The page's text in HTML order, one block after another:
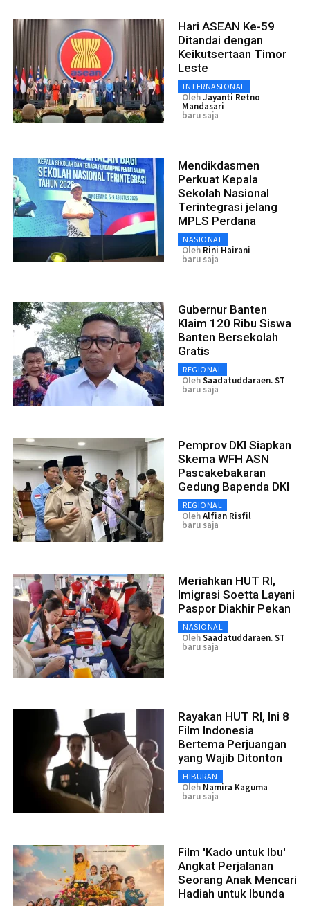
Hari ASEAN Ke-59
Ditandai dengan
Keikutsertaan Timor
Leste
INTERNASIONAL
OlehJayanti Retno
Mandasari
baru saja
Mendikdasmen
Perkuat Kepala
Sekolah Nasional
Terintegrasi jelang
MPLS Perdana
NASIONAL
Oleh Rini Hairani
baru saja
Gubernur Banten
Klaim 120 Ribu Siswa
Banten Bersekolah
Gratis
REGIONAL
OlehSaadatuddaraen. ST
baru saja
Pemprov DKI Siapkan
Skema WFH ASN
Pascakebakaran
Gedung Bapenda DKI
REGIONAL
OlehAlfian Risfil
baru saja
Meriahkan HUT RI,
Imigrasi Soetta Layani
Paspor Diakhir Pekan
NASIONAL
OlehSaadatuddaraen. ST
baru saja
Rayakan HUT RI, Ini 8
Film Indonesia
Bertema Perjuangan
yang Wajib Ditonton
HIBURAN
Oleh Namira Kaguma
baru saja
Film 'Kado untuk Ibu'
Angkat Perjalanan
Seorang Anak Mencari
Hadiah untuk Ibunda